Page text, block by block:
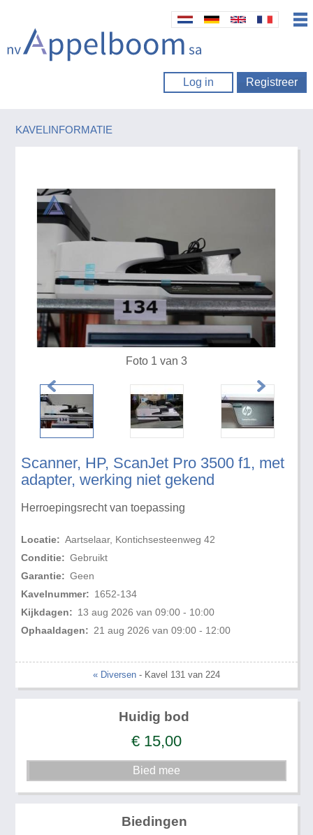
Log in Registreer
KAVELINFORMATIE
Scanner, HP, ScanJet Pro 3500 f1, met
adapter, werking niet gekend
Herroepingsrecht van toepassing
Locatie: Aartselaar, Kontichsesteenweg 42
Conditie: Gebruikt
Garantie: Geen
Kavelnummer: 1652-134
Kijkdagen: 13 aug 2026 van 09:00 - 10:00
Ophaaldagen: 21 aug 2026 van 09:00 - 12:00
Foto 1 van 3
« Diversen - Kavel 131 van 224
Huidig bod
€ 15,00
Biedingen